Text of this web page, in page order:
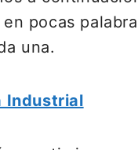
pocas
una.
Industrial